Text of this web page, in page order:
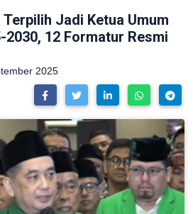
Jadi Ketua Umum
2030, 12 Formatur Resmi
2025